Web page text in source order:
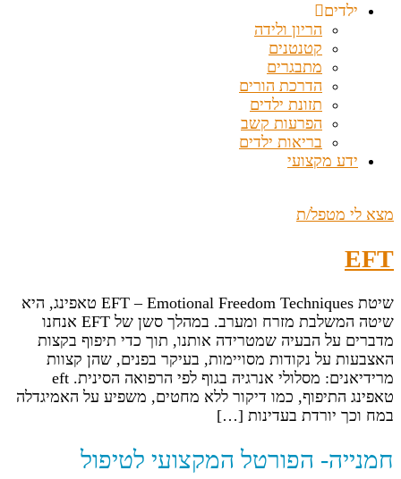
ילדים
הריון ולידה
קטנטנים
מתבגרים
הדרכת הורים
תזונת ילדים
הפרעות קשב
בריאות ילדים
ידע מקצועי
מצא לי מטפל/ת
EFT
שיטת EFT – Emotional Freedom Techniques טאפינג, היא
שיטה המשלבת מזרח ומערב. במהלך סשן של EFT אנחנו
מדברים על הבעיה שמטרידה אותנו, תוך כדי תיפוף בקצות
האצבעות על נקודות מסויימות, בעיקר בפנים, שהן קצוות
מרידיאנים: מסלולי אנרגיה בגוף לפי הרפואה הסינית. eft
טאפינג התיפוף, כמו דיקור ללא מחטים, משפיע על האמיגדלה
במח וכך יורדת בעדינות […]
חמנייה- הפורטל המקצועי לטיפול